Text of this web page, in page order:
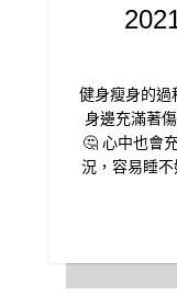
健身瘦身的過
身邊充滿著
🤔 心中也會
況，容易睡